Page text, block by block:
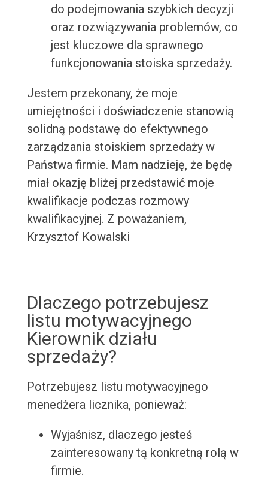
do podejmowania szybkich decyzji
oraz rozwiązywania problemów, co
jest kluczowe dla sprawnego
funkcjonowania stoiska sprzedaży.
Jestem przekonany, że moje
umiejętności i doświadczenie stanowią
solidną podstawę do efektywnego
zarządzania stoiskiem sprzedaży w
Państwa firmie. Mam nadzieję, że będę
miał okazję bliżej przedstawić moje
kwalifikacje podczas rozmowy
kwalifikacyjnej. Z poważaniem,
Krzysztof Kowalski
Dlaczego potrzebujesz
listu motywacyjnego
Kierownik działu
sprzedaży?
Potrzebujesz listu motywacyjnego
menedżera licznika, ponieważ:
Wyjaśnisz, dlaczego jesteś
zainteresowany tą konkretną rolą w
firmie.